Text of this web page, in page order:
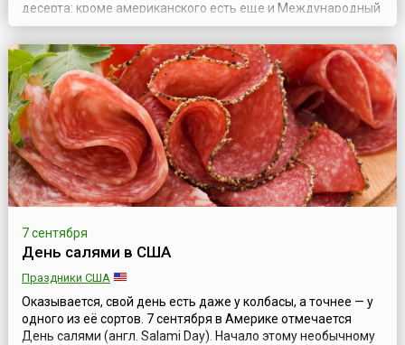
десерта: кроме американского есть еще и Международный
день вафель, отмечаемый 25 марта.Чем же отличается
американское лакомство? Эти вафли — не хрустящие
пластинки, к которым привыкли жители европейских стран,
а небольшие «оладьи», которые ...
7 сентября
День салями в США
Праздники США
Оказывается, свой день есть даже у колбасы, а точнее — у
одного из её сортов. 7 сентября в Америке отмечается
День салями (англ. Salami Day). Начало этому необычному